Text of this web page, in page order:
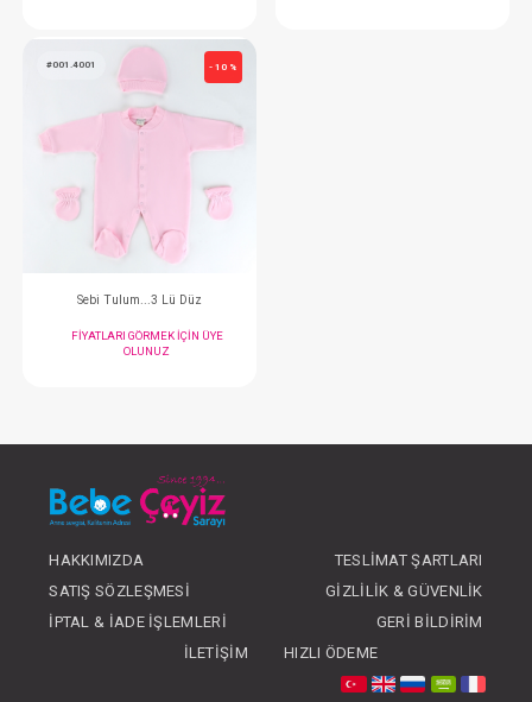
SEBİ Patikli Pantolon (016)
FIYATLARI GÖRMEK IÇIN ÜYE
OLUNUZ
#001.4001
Sebi Tulum...3 Lü Düz
FIYATLARI GÖRMEK IÇIN ÜYE
HAKKIMIZDA
TESLIMAT ŞARTLARI
SATIŞ SÖZLEŞMESI
GIZLILIK & GÜVENLIK
İPTAL & İADE İŞLEMLERI
GERI BILDIRIM
İLETIŞIM
HIZLI ÖDEME